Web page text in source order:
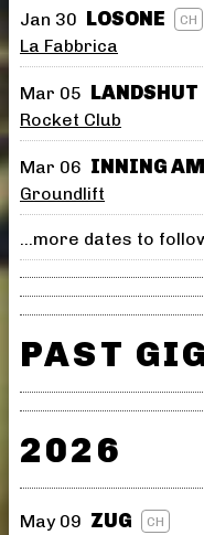
Jan 30 CH
LOSONE
La Fabbrica
Mar 05 LANDSHUT
Rocket Club
Mar 06 INNING
Groundlift
...more dates to
PAST
2026
May 09 CH
ZUG